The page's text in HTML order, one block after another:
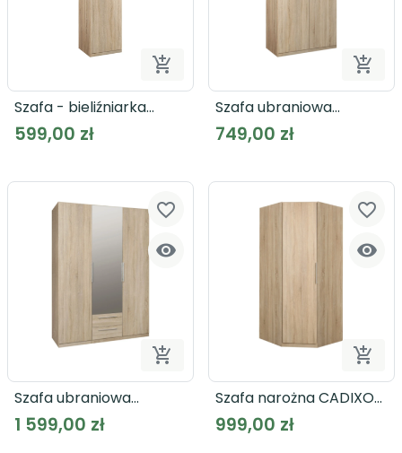

Dodaj do koszyka
Szafa - bieliźniarka
CADIXO CDXS81
599,00 zł

Szafa ubraniowa
CADIXO CDXS82
749,00 zł


Dodaj do koszyka
favorite_border
Szafa ubraniowa
CADIXO CDXS83S
1 599,00 zł


favorite_border
Szafa narożna CADIXO
CDXS91
999,00 zł